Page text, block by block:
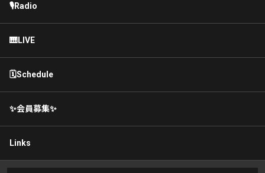
🎙Radio
🎹LIVE
🗓Schedule
✨会員募集✨
Links